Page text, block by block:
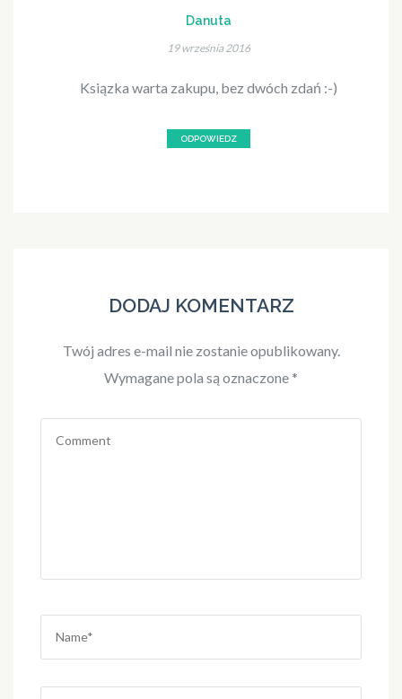
Danuta
19 września 2016
Ksiązka warta zakupu, bez dwóch zdań :-)
ODPOWIEDZ
DODAJ KOMENTARZ
Twój adres e-mail nie zostanie opublikowany.
Wymagane pola są oznaczone *